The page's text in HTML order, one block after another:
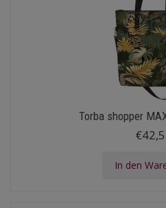
Torba shopper
In den